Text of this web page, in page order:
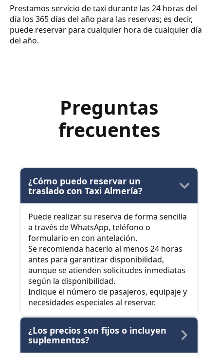
Prestamos servicio de taxi durante las 24 horas del
día los 365 días del año para las reservas; es decir,
puede reservar para cualquier hora de cualquier día
del año.
Preguntas
frecuentes
¿Cómo puedo reservar un
traslado con Taxi Almería?
Puede realizar su reserva de forma sencilla
a través de WhatsApp, teléfono o
formulario en con antelación.
Se recomienda hacerlo al menos 24 horas
antes para garantizar disponibilidad,
aunque se atienden solicitudes inmediatas
según la disponibilidad.
Indique el número de pasajeros, equipaje y
necesidades especiales al reservar.
¿Los precios son fijos o incluyen
suplementos?